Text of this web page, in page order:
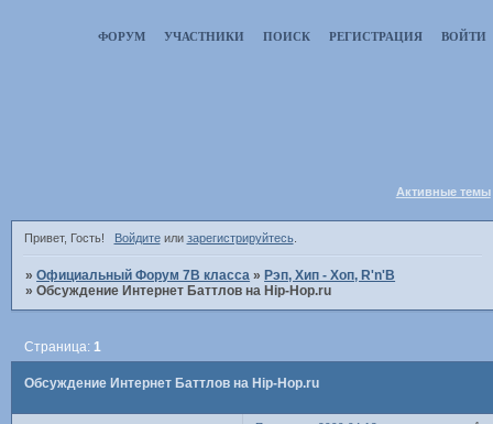
ФОРУМ УЧАСТНИКИ ПОИСК РЕГИСТРАЦИЯ ВОЙТИ
Активные темы
Привет, Гость! Войдитеили зарегистрируйтесь.
»Официальный Форум 7В класса »Рэп, Хип - Хоп, R'n'B
»Обсуждение Интернет Баттлов на Hip-Hop.ru
Обсуждение Интернет Баттлов на Hip-Hop.ru
Страница:1